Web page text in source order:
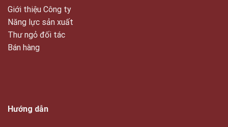
Giới thiệu Công ty
Năng lực sản xuất
Thư ngỏ đối tác
Bán hàng
Hướng dẫn